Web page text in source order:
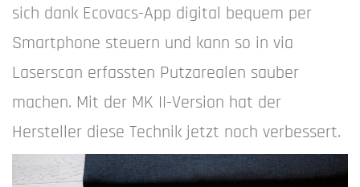
sich dank Ecovacs-App digital bequem per
Smartphone steuern und kann so in via
Laserscan erfassten Putzarealen sauber
machen. Mit der MK II-Version hat der
Hersteller diese Technik jetzt noch verbessert.